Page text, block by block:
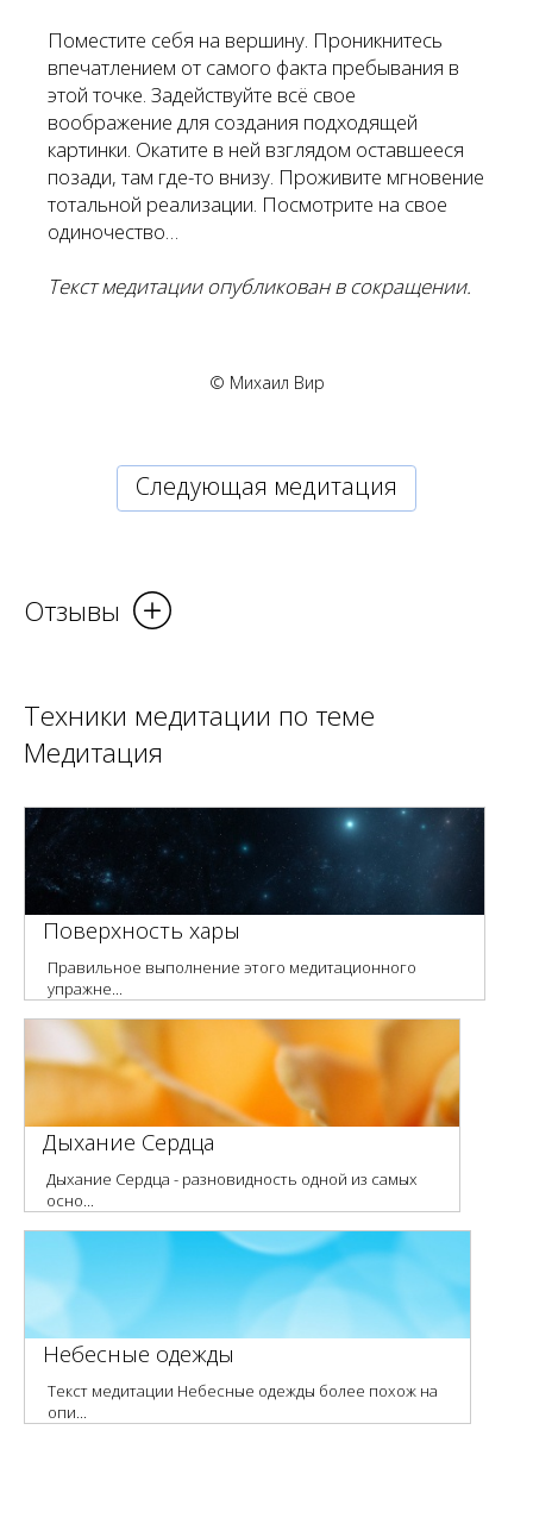
Поместите себя на вершину. Проникнитесь
впечатлением от самого факта пребывания в
этой точке. Задействуйте всё свое
воображение для создания подходящей
картинки. Окатите в ней взглядом оставшееся
позади, там где-то внизу. Проживите мгновение
тотальной реализации. Посмотрите на свое
одиночество…
Текст медитации опубликован в сокращении.
© Михаил Вир
Cледующая медитация
Отзывы
Техники медитации по теме
Медитация
Поверхность хары
Правильное выполнение этого медитационного
упражне...
Дыхание Сердца
Дыхание Сердца - разновидность одной из самых
осно...
Небесные одежды
Текст медитации Небесные одежды более похож на
опи...